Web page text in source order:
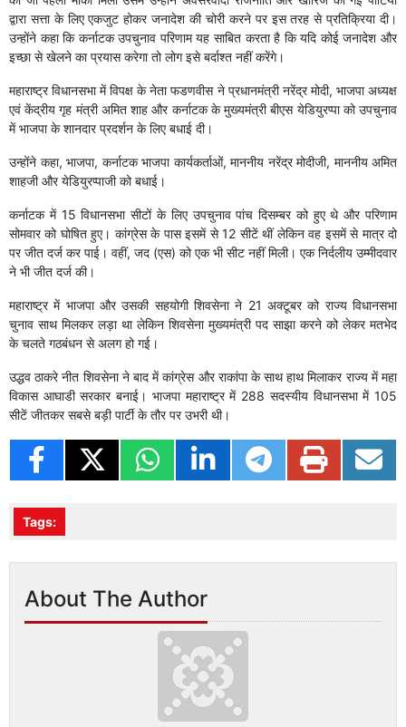
द्वारा सत्ता के लिए एकजुट होकर जनादेश की चोरी करने पर इस तरह से प्रतिक्रिया दी।
उन्होंने कहा कि कर्नाटक उपचुनाव परिणाम यह साबित करता है कि यदि कोई जनादेश और
इच्छा से खेलने का प्रयास करेगा तो लोग इसे बर्दाश्त नहीं करेंगे।
महाराष्ट्र विधानसभा में विपक्ष के नेता फडणवीस ने प्रधानमंत्री नरेंद्र मोदी, भाजपा अध्यक्ष
एवं केंद्रीय गृह मंत्री अमित शाह और कर्नाटक के मुख्यमंत्री बीएस येडियुरप्पा को उपचुनाव
में भाजपा के शानदार प्रदर्शन के लिए बधाई दी।
उन्होंने कहा, भाजपा, कर्नाटक भाजपा कार्यकर्ताओं, माननीय नरेंद्र मोदीजी, माननीय अमित
शाहजी और येडियुरप्पाजी को बधाई।
कर्नाटक में 15 विधानसभा सीटों के लिए उपचुनाव पांच दिसम्बर को हुए थे और परिणाम
सोमवार को घोषित हुए। कांग्रेस के पास इसमें से 12 सीटें थीं लेकिन वह इसमें से मात्र दो
पर जीत दर्ज कर पाई। वहीं, जद (एस) को एक भी सीट नहीं मिली। एक निर्दलीय उम्मीदवार
ने भी जीत दर्ज की।
महाराष्ट्र में भाजपा और उसकी सहयोगी शिवसेना ने 21 अक्टूबर को राज्य विधानसभा
चुनाव साथ मिलकर लड़ा था लेकिन शिवसेना मुख्यमंत्री पद साझा करने को लेकर मतभेद
के चलते गठबंधन से अलग हो गई।
उद्धव ठाकरे नीत शिवसेना ने बाद में कांग्रेस और राकांपा के साथ हाथ मिलाकर राज्य में महा
विकास आघाडी सरकार बनाई। भाजपा महाराष्ट्र में 288 सदस्यीय विधानसभा में 105
सीटें जीतकर सबसे बड़ी पार्टी के तौर पर उभरी थी।
Tags:
About The Author